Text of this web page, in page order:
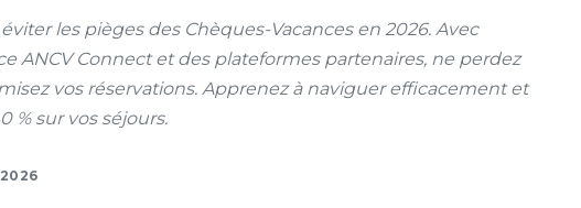
les pièges des Chèques-Vacances en 2026. Avec
ANCV Connect et des plateformes partenaires, ne perdez
vos réservations. Apprenez à naviguer efficacement et
% sur vos séjours.